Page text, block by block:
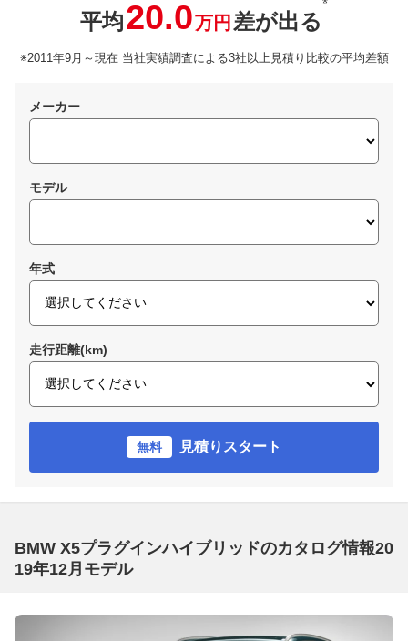
平均20.0万円 差が出る
※2011年9月～現在 当社実績調査による3社以上見積り比較の平均差額
メーカー
モデル
年式
走行距離(km)
無料 見積りスタート
BMW X5プラグインハイブリッドのカタログ情報20
19年12月モデル